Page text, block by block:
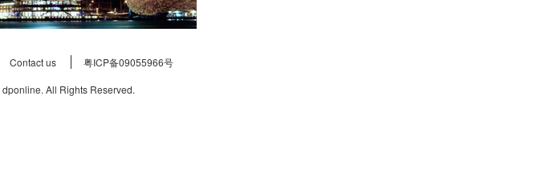
Contact us
粤ICP备09055966号
dponline. All Rights Reserved.